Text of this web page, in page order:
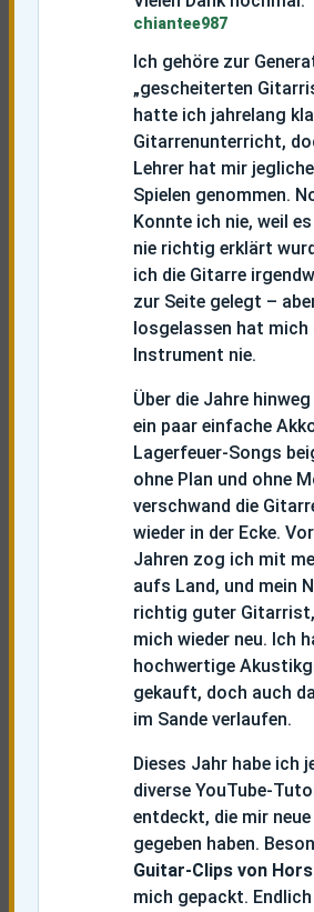
chiantee987
Ich gehöre zur
„gescheiterten
hatte ich jahrelang
Gitarrenunterricht,
Lehrer hat mir
Spielen genommen.
Konnte ich nie, weil
nie richtig erklärt
ich die Gitarre
zur Seite gelegt –
losgelassen hat mich
Instrument nie.
Über die Jahre
ein paar einfache
Lagerfeuer-Songs
ohne Plan und ohne
verschwand die
wieder in der Ecke.
Jahren zog ich mit
aufs Land, und mein
richtig guter
mich wieder neu. Ich
hochwertige
gekauft, doch auch
im Sande verlaufen.
Dieses Jahr habe ich
diverse YouTube-
entdeckt, die mir
gegeben haben.
Guitar-Clips von
mich gepackt.